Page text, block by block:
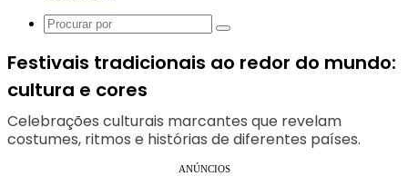
Procurar
Festivais tradicionais ao redor do mundo:
cultura e cores
Celebrações culturais marcantes que revelam
costumes, ritmos e histórias de diferentes países.
ANÚNCIOS